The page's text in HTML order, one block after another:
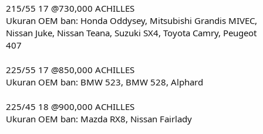
215/55 17 @730,000 ACHILLES
Ukuran OEM ban: Honda Oddysey, Mitsubishi Grandis MIVEC,
Nissan Juke, Nissan Teana, Suzuki SX4, Toyota Camry, Peugeot
407
225/55 17 @850,000 ACHILLES
Ukuran OEM ban: BMW 523, BMW 528, Alphard
225/45 18 @900,000 ACHILLES
Ukuran OEM ban: Mazda RX8, Nissan Fairlady